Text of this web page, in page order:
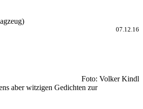
07.12.16
Foto: Volker Kindl
aber witzigen Gedichten zur